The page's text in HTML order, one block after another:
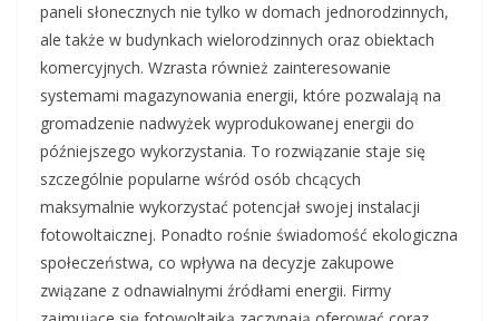
paneli słonecznych nie tylko w domach jednorodzinnych,
ale także w budynkach wielorodzinnych oraz obiektach
komercyjnych. Wzrasta również zainteresowanie
systemami magazynowania energii, które pozwalają na
gromadzenie nadwyżek wyprodukowanej energii do
późniejszego wykorzystania. To rozwiązanie staje się
szczególnie popularne wśród osób chcących
maksymalnie wykorzystać potencjał swojej instalacji
fotowoltaicznej. Ponadto rośnie świadomość ekologiczna
społeczeństwa, co wpływa na decyzje zakupowe
związane z odnawialnymi źródłami energii. Firmy